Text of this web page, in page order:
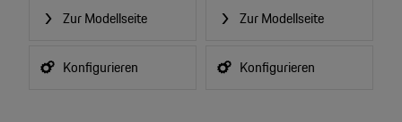
Zur Modellseite
Konfigurieren
Zur Modellseite
Konfigurieren